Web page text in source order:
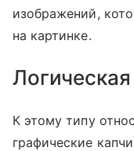
изображений,
на картинке.
Логическая
К этому типу
графические